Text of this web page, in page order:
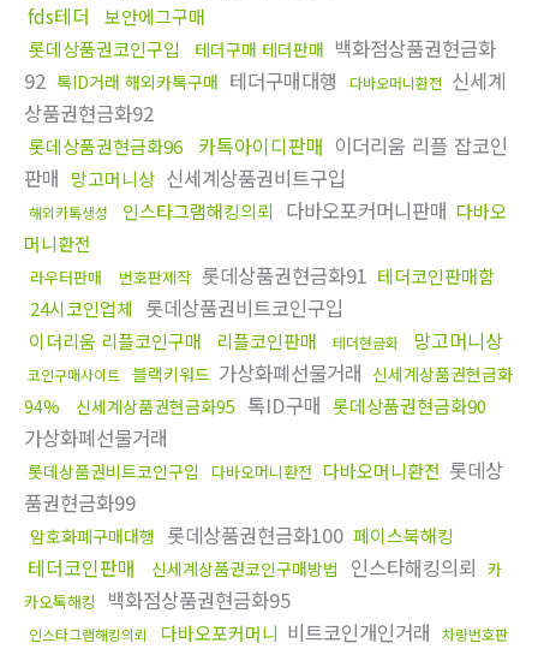
fds테더
보안에그구매
롯데상품권코인구입
테더구매 테더판매 백화점상품권현금화
92 톡ID거래 해외카톡구매 테더구매대행 다바오머니환전 신세계
상품권현금화92
롯데상품권현금화96 카톡아이디판매 이더리움 리플 잡코인
판매 망고머니상 신세계상품권비트구입
해외카톡생성 인스타그램해킹의뢰 다바오포커머니판매 다바오
머니환전
라우터판매 번호판제작 롯데상품권현금화91 테더코인판매함
24시코인업체 롯데상품권비트코인구입
이더리움 리플코인구매 리플코인판매 테더현금화 망고머니상
코인구매사이트 블랙키워드 가상화폐선물거래 신세계상품권현금화
94%
신세계상품권현금화95 톡ID구매 롯데상품권현금화90
가상화폐선물거래
롯데상품권비트코인구입 다바오머니환전 다바오머니환전 롯데상
품권현금화99
암호화폐구매대행 롯데상품권현금화100 페이스북해킹
테더코인판매 신세계상품권코인구매방법 인스타해킹의뢰 카
카오톡해킹
백화점상품권현금화95
인스타그램해킹의뢰 다바오포커머니 비트코인개인거래
차량번호판